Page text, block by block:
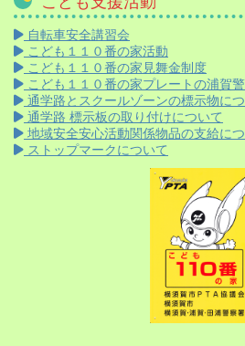
自転車安全講習会
こども１１０番の家活動
こども１１０番の家見舞金制度
こども１１０番の家プレートの浦賀
通学路とスクールゾーンの標示物に
通学路 標示板の取り付けについて
地域安全安心活動関係物品の支給に
ストップマークについて